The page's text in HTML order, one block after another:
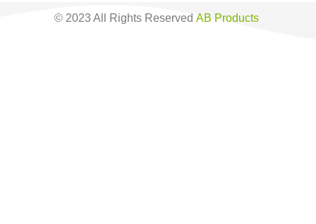
© 2023 All Rights Reserved AB Products